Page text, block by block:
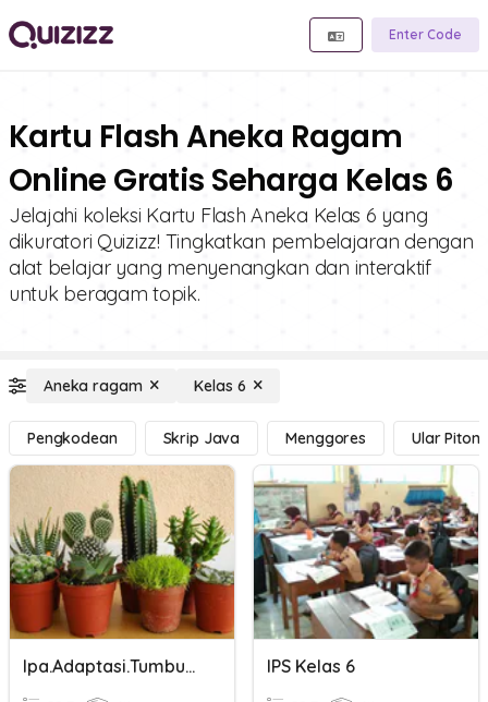
Enter Code
Kartu Flash Aneka Ragam
Online Gratis Seharga Kelas 6
Jelajahi koleksi Kartu Flash Aneka Kelas 6 yang
dikuratori Quizizz! Tingkatkan pembelajaran dengan
alat belajar yang menyenangkan dan interaktif
untuk beragam topik.
Aneka ragam Kelas 6
Pengkodean Skrip Java Menggores Ular Piton
Ipa.adaptasi.tumbuhan,kelas6 IPS Kelas 6